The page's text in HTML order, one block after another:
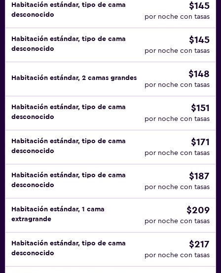
Habitación estándar, tipo de cama
desconocido
$145
por noche con tasas
Habitación estándar, tipo de cama
desconocido
$145
por noche con tasas
Habitación estándar, 2 camas grandes $148
por noche con tasas
Habitación estándar, tipo de cama
desconocido
$151
por noche con tasas
Habitación estándar, tipo de cama
desconocido
$171
por noche con tasas
Habitación estándar, tipo de cama
desconocido
$187
por noche con tasas
Habitación estándar, 1 cama
extragrande
$209
por noche con tasas
Habitación estándar, tipo de cama
desconocido
$217
por noche con tasas